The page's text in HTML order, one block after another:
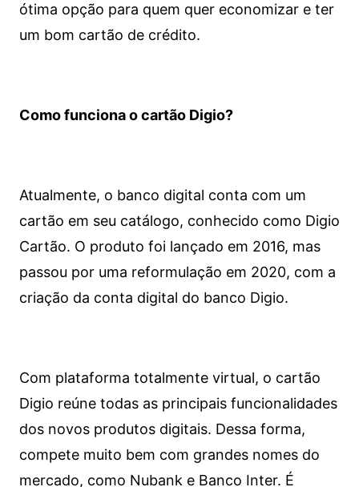
ótima opção para quem quer economizar e ter
um bom cartão de crédito.
Como funciona o cartão Digio?
Atualmente, o banco digital conta com um
cartão em seu catálogo, conhecido como Digio
Cartão. O produto foi lançado em 2016, mas
passou por uma reformulação em 2020, com a
criação da conta digital do banco Digio.
Com plataforma totalmente virtual, o cartão
Digio reúne todas as principais funcionalidades
dos novos produtos digitais. Dessa forma,
compete muito bem com grandes nomes do
mercado, como Nubank e Banco Inter. É